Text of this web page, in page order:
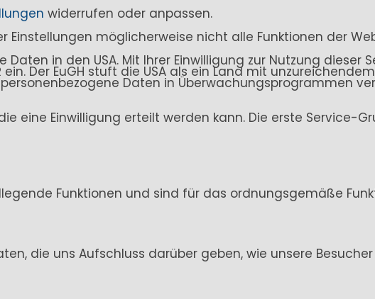
widerrufen oder anpassen.
möglicherweise nicht alle Funktionen der
in den USA. Mit Ihrer Einwilligung zur Nutzung
ein. Der EuGH stuft die USA als ein Land mit
Daten in Überwachungsprogrammen
eine Einwilligung erteilt werden kann. Die erste Service-
Funktionen und sind für das ordnungsgemäße
die uns Aufschluss darüber geben, wie unsere